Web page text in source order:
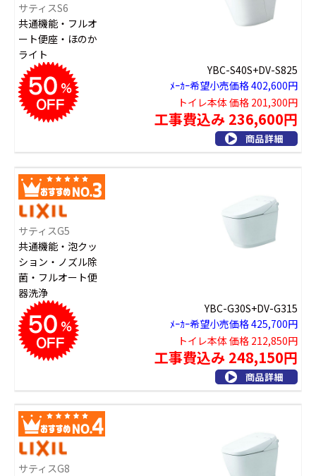
サティスS6
共通機能・フルオ
ート便座・ほのか
ライト
YBC-S40S+DV-S825
ﾒｰｶｰ希望小売価格 402,600円
トイレ本体 価格 201,300円
工事費込み 236,600円
サティスG5
共通機能・泡クッ
ション・ノズル除
菌・フルオート便
器洗浄
YBC-G30S+DV-G315
ﾒｰｶｰ希望小売価格 425,700円
トイレ本体 価格 212,850円
工事費込み 248,150円
サティスG8